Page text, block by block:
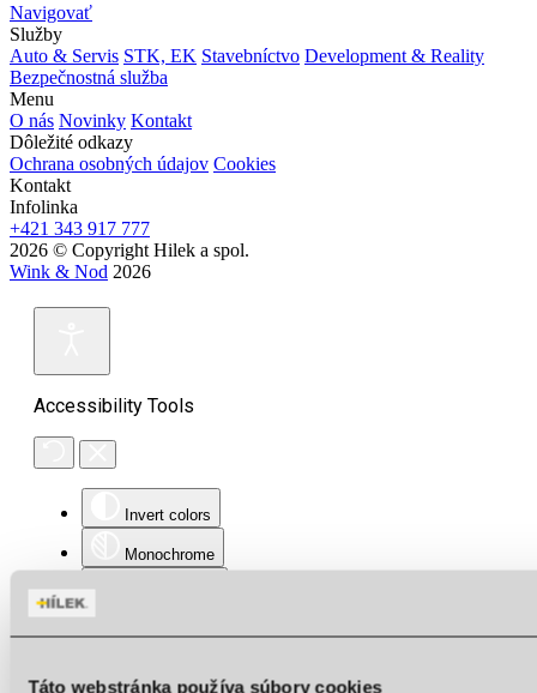
Táto webstránka používa súbory cookies
Navigovať
Služby
Auto & Servis STK, EK Stavebníctvo Development & Reality
Bezpečnostná služba
Menu
O nás Novinky Kontakt
Dôležité odkazy
Ochrana osobných údajov Cookies
Kontakt
Infolinka
+421 343 917 777
2026 © Copyright Hilek a spol.
Wink & Nod 2026
Accessibility Tools
Invert colors
Monochrome
Light contrast